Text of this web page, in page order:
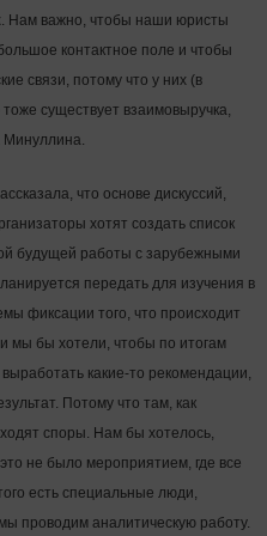
Нам важно, чтобы наши юристы
контактное поле и чтобы
связи, потому что у них (в
существует взаимовыручка,
Минуллина.
что основе дискуссий,
хотят создать список
будущей работы с зарубежными
передать для изучения в
фиксации того, что происходит
мы бы хотели, чтобы по итогам
какие-то рекомендации,
Потому что там, как
споры. Нам бы хотелось,
не было мероприятием, где все
есть специальные люди,
проводим аналитическую работу.